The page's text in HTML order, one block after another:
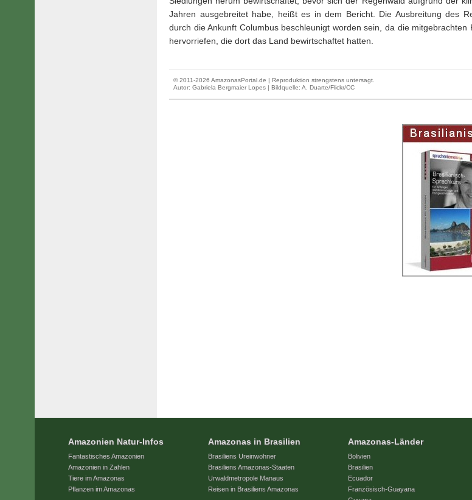
Jahren ausgebreitet habe, heißt es in dem Bericht. Die Ausbreitung des
durch die Ankunft Columbus beschleunigt worden sein, da die mitgebrachten
hervorriefen, die dort das Land bewirtschaftet hatten.
© 2011-2026 AmazonasPortal.de | Reproduktion strengstens untersagt.
Autor: Gabriela Bergmaier Lopes | Bildquelle: A. Duarte/Flickr/CC
Amazonien Natur-Infos
Fantastisches Amazonien
Amazonien in Zahlen
Tiere im Amazonas
Pflanzen im Amazonas
Amazonas in Brasilien
Brasiliens Ureinwohner
Brasiliens Amazonas-Staaten
Urwaldmetropole Manaus
Reisen in Brasiliens Amazonas
Amazonas-Länder
Bolivien
Brasilien
Ecuador
Französisch-Guayana